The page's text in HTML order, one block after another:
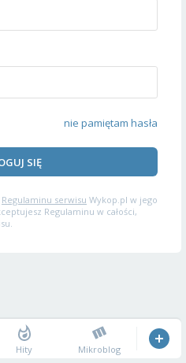
nie pamiętam hasła
SIĘ
Regulaminu serwisu Wykop.pl w jego
Regulaminu w całości,
Hity Mikroblog